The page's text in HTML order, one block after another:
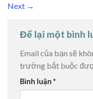
Next →
Để lại một bình
Email của bạn sẽ
trường bắt buộc
Bình luận *